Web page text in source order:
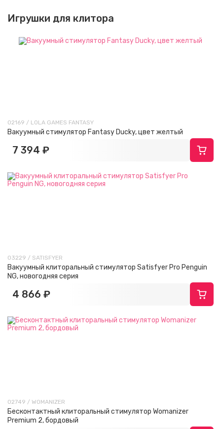
Игрушки для клитора
02169 / LOLA GAMES FANTASY
Вакуумный стимулятор Fantasy Ducky, цвет желтый
7 394 ₽
03229 / SATISFYER
Вакуумный клиторальный стимулятор Satisfyer Pro Penguin
NG, новогодняя серия
4 866 ₽
02749 / WOMANIZER
Бесконтактный клиторальный стимулятор Womanizer
Premium 2, бордовый